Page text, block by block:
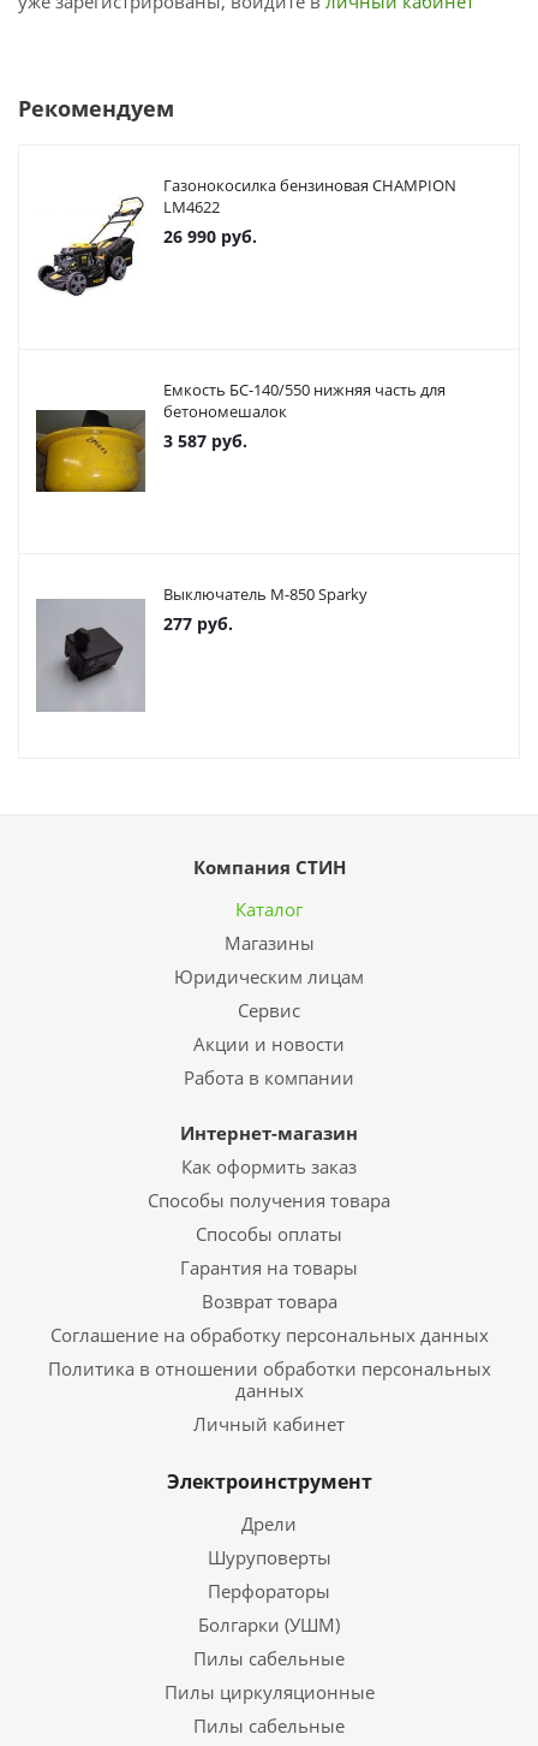
Рекомендуем
Газонокосилка бензиновая CHAMPION
LM4622
26 990 руб.
Емкость БС-140/550 нижняя часть для
бетономешалок
3 587 руб.
Выключатель М-850 Sparky
277 руб.
Компания СТИН
Каталог
Магазины
Юридическим лицам
Сервис
Акции и новости
Работа в компании
Интернет-магазин
Как оформить заказ
Способы получения товара
Способы оплаты
Гарантия на товары
Возврат товара
Соглашение на обработку персональных данных
Политика в отношении обработки персональных
данных
Личный кабинет
Электроинструмент
Дрели
Шуруповерты
Перфораторы
Болгарки (УШМ)
Пилы сабельные
Пилы циркуляционные
Пилы сабельные